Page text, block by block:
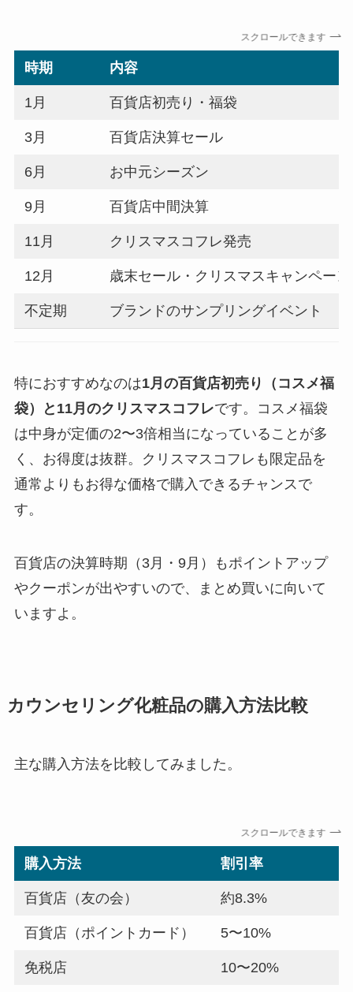
スクロールできます
時期 内容
1月 百貨店初売り・福袋
3月 百貨店決算セール
6月 お中元シーズン
9月 百貨店中間決算
11月 クリスマスコフレ発売
12月 歳末セール・クリスマスキャンペーン
不定期 ブランドのサンプリングイベント
特におすすめなのは1月の百貨店初売り（コスメ福
袋）と11月のクリスマスコフレです。コスメ福袋
は中身が定価の2〜3倍相当になっていることが多
く、お得度は抜群。クリスマスコフレも限定品を
通常よりもお得な価格で購入できるチャンスで
す。
百貨店の決算時期（3月・9月）もポイントアップ
やクーポンが出やすいので、まとめ買いに向いて
いますよ。
カウンセリング化粧品の購入方法比較
主な購入方法を比較してみました。
スクロールできます
購入方法 割引率
百貨店（友の会） 約8.3%
百貨店（ポイントカード） 5〜10%
免税店 10〜20%